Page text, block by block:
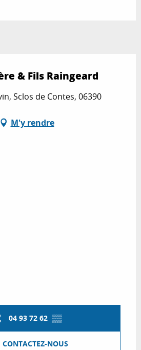
& Fils Raingeard
Sclos de Contes, 06390
M'y rendre
04 93 72 62 ▒▒
CONTACTEZ-NOUS